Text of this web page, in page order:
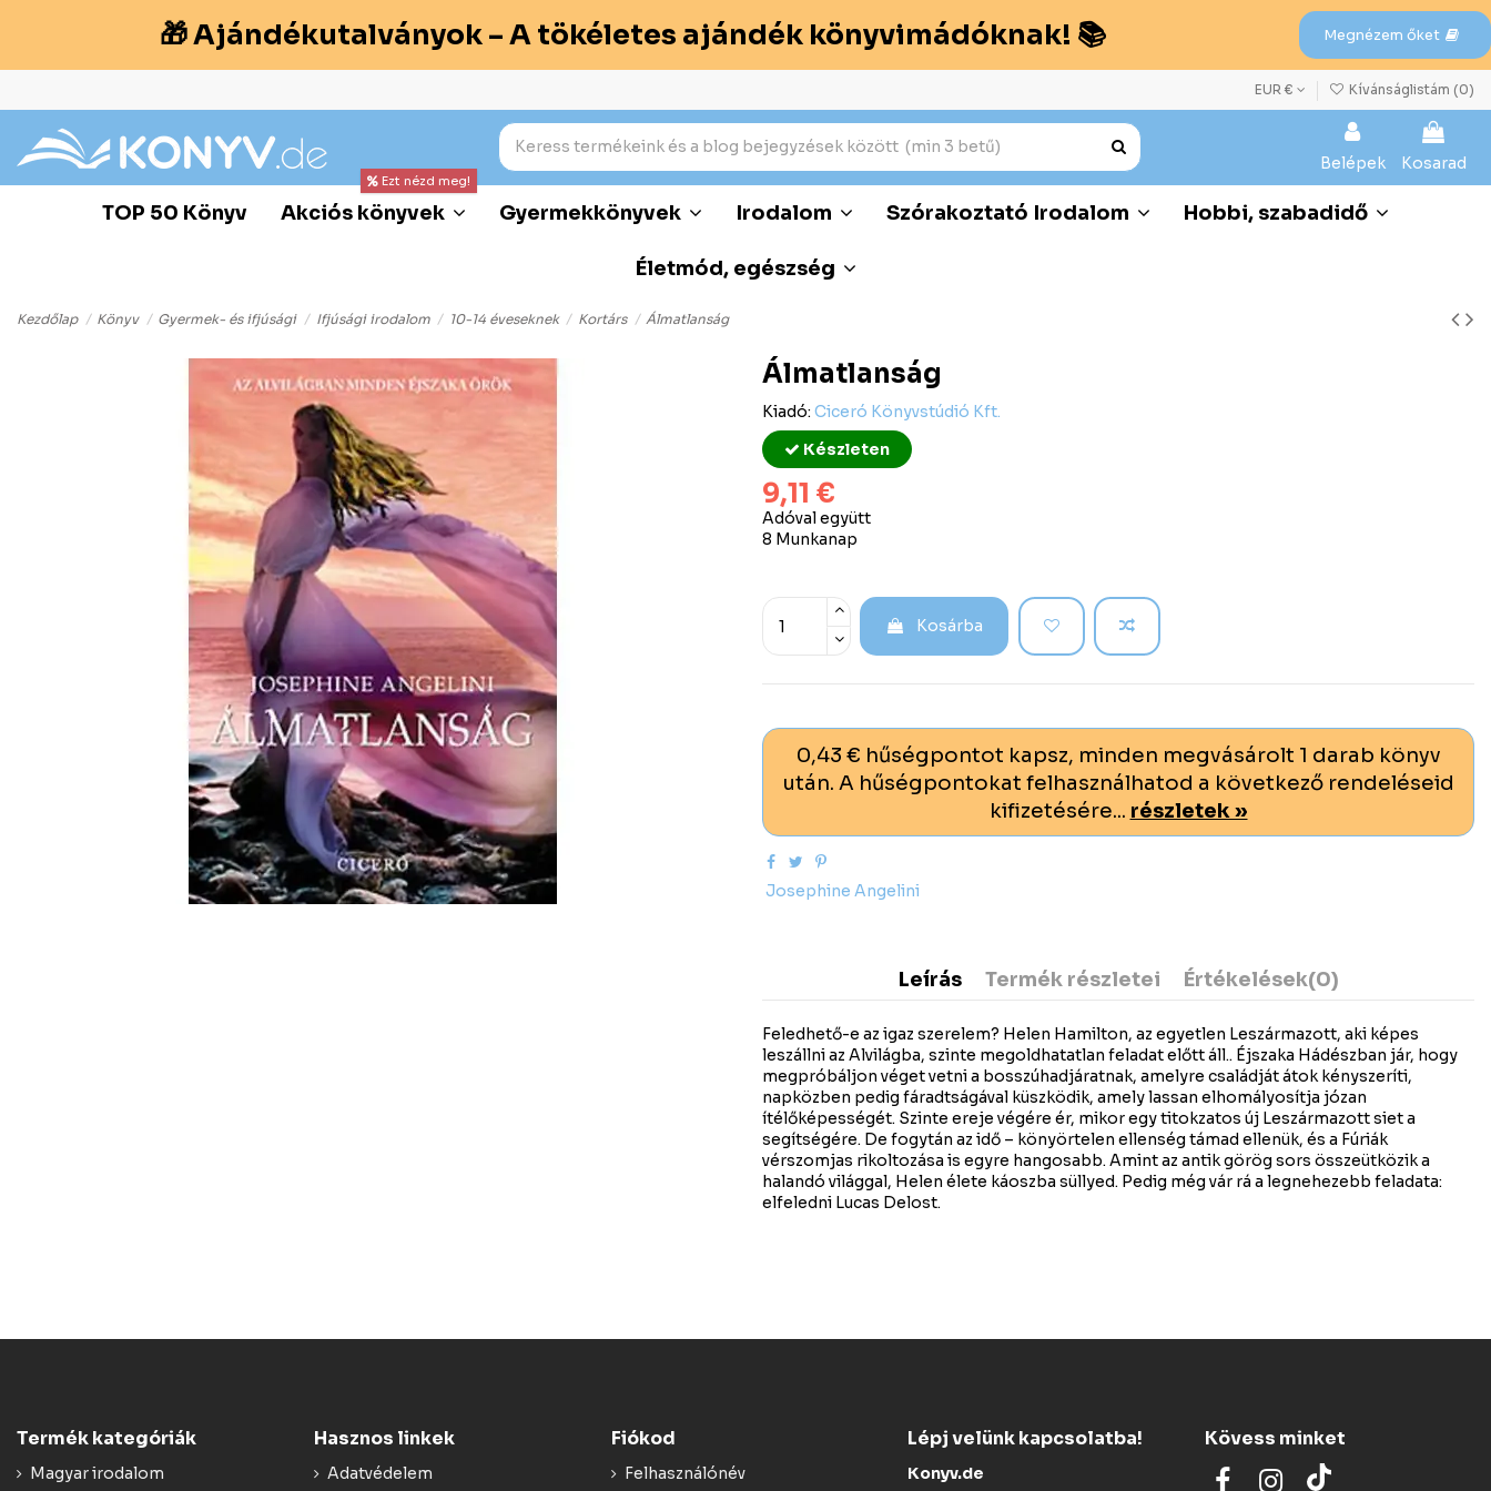
🎁 Ajándékutalványok – A tökéletes ajándék könyvimádóknak! 📚 Megnézem őket
EUR € Kívánságlistám (0)
Belépek Kosarad
TOP 50 Könyv Akciós könyvek
Ezt nézd meg!
Gyermekkönyvek Irodalom Szórakoztató Irodalom Hobbi, szabadidő
Életmód, egészség
Kezdőlap Könyv Gyermek- és ifjúsági Ifjúsági irodalom 10-14 éveseknek Kortárs Álmatlanság
Álmatlanság
Kiadó: Ciceró Könyvstúdió Kft.
Készleten
9,11 €
Adóval együtt
8 Munkanap
Kosárba
0,43 € hűségpontot kapsz, minden megvásárolt 1 darab könyv
után. A hűségpontokat felhasználhatod a következő rendeléseid
kifizetésére... részletek »
Josephine Angelini
Leírás Termék részletei Értékelések(0)
Feledhető-e az igaz szerelem? Helen Hamilton, az egyetlen Leszármazott, aki képes
leszállni az Alvilágba, szinte megoldhatatlan feladat előtt áll.. Éjszaka Hádészban jár, hogy
megpróbáljon véget vetni a bosszúhadjáratnak, amelyre családját átok kényszeríti,
napközben pedig fáradtságával küszködik, amely lassan elhomályosítja józan
ítélőképességét. Szinte ereje végére ér, mikor egy titokzatos új Leszármazott siet a
segítségére. De fogytán az idő – könyörtelen ellenség támad ellenük, és a Fúriák
vérszomjas rikoltozása is egyre hangosabb. Amint az antik görög sors összeütközik a
halandó világgal, Helen élete káoszba süllyed. Pedig még vár rá a legnehezebb feladata:
elfeledni Lucas Delost.
Termék kategóriák
Magyar irodalom
Hasznos linkek
Adatvédelem
Fiókod
Felhasználónév
Lépj velünk kapcsolatba!
Konyv.de
Kövess minket